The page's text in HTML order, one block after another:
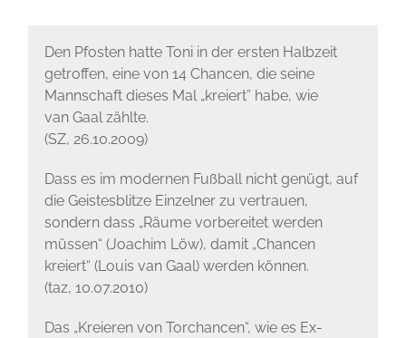
Den Pfosten hatte Toni in der ersten Halbzeit
getroffen, eine von 14 Chancen, die seine
Mannschaft dieses Mal „kreiert” habe, wie
van Gaal zählte.
(SZ, 26.10.2009)
Dass es im modernen Fußball nicht genügt, auf
die Geistesblitze Einzelner zu vertrauen,
sondern dass „Räume vorbereitet werden
müssen“ (Joachim Löw), damit „Chancen
kreiert“ (Louis van Gaal) werden können.
(taz, 10.07.2010)
Das „Kreieren von Torchancen“, wie es Ex-